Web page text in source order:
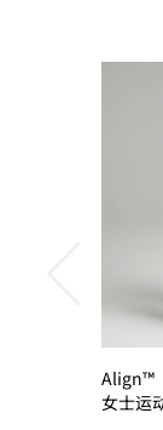
Align™
女士运